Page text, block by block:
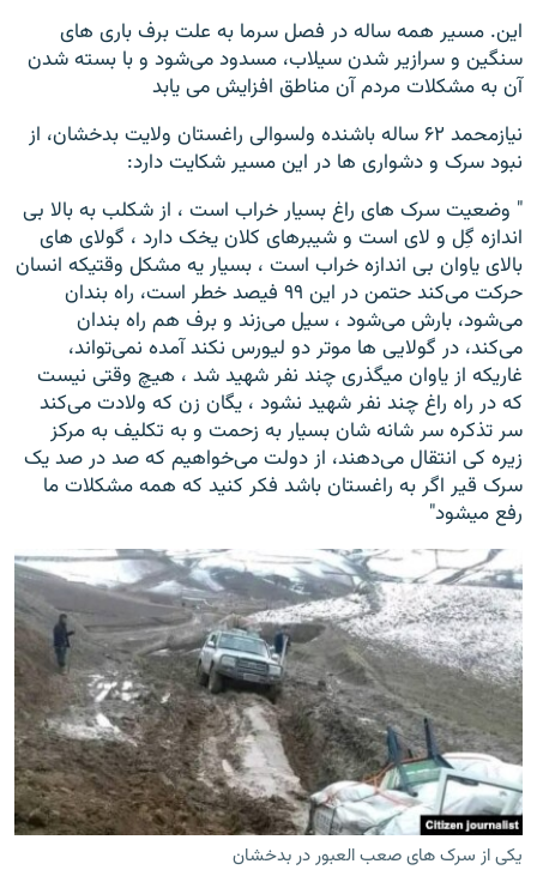
این. مسیر همه ساله در فصل سرما به علت برف باری های
سنگین و سرازیر شدن سیلاب، مسدود می‌شود و با بسته شدن
آن به مشکلات مردم آن مناطق افزایش می یابد
نیازمحمد ۶۲ ساله باشنده ولسوالی راغستان ولایت بدخشان، از
نبود سرک و دشواری ها در این مسیر شکایت دارد:
" وضعیت سرک های راغ بسیار خراب است ، از شکلب به بالا بی
اندازه گِل و لای است و شیبرهای کلان یخک دارد ، گولای های
بالای یاوان بی اندازه خراب است ، بسیار یه مشکل وقتیکه انسان
حرکت می‌کند حتمن در این ۹۹ فیصد خطر است، راه بندان
می‌شود، بارش می‌شود ، سیل می‌زند و برف هم راه بندان
می‌کند، در گولایی ها موتر دو لیورس نکند آمده نمی‌تواند،
غاریکه از یاوان میگذری چند نفر شهید شد ، هیچ وقتی نیست
که در راه راغ چند نفر شهید نشود ، یگان زن که ولادت می‌کند
سر تذکره سر شانه شان بسیار به زحمت و به تکلیف به مرکز
زیره کی انتقال می‌دهند، از دولت می‌خواهیم که صد در صد یک
سرک قیر اگر به راغستان باشد فکر کنید که همه مشکلات ما
رفع میشود"
یکی از سرک های صعب العبور در بدخشان